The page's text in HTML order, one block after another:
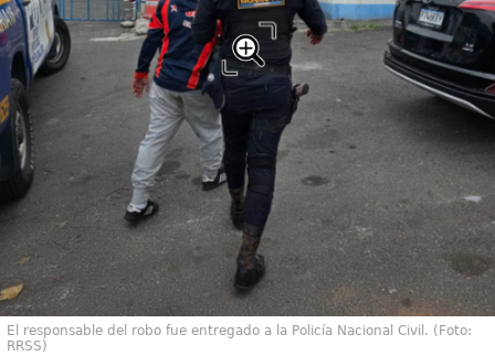
El responsable del robo fue entregado a la Policía Nacional Civil. (Foto:
RRSS)